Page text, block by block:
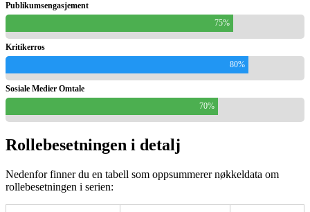
Publikumsengasjement
75%
Kritikerros
80%
Sosiale Medier Omtale
70%
Rollebesetningen i detalj
Nedenfor finner du en tabell som oppsummerer nøkkeldata om
rollebesetningen i serien: